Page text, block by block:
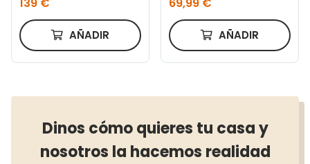
AÑADIR
natural
AÑADIR
Dinos cómo quieres tu casa y
nosotros la hacemos realidad